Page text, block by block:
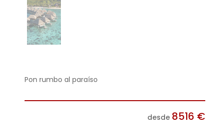
Pon rumbo al paraíso
desde 8516 €